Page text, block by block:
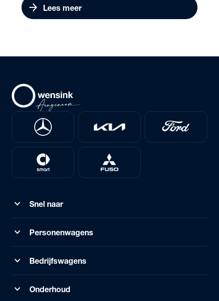
arrow_forward Lees meer
expand_more Snel naar
expand_more Personenwagens
expand_more Bedrijfswagens
expand_more Onderhoud